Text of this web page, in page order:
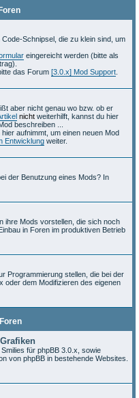
Schnipsel, die zu klein sind, um
eingereicht werden (bitte als
das Forum [3.0.x] Mod Support
aber nicht genau wo bzw. ob er
nicht weiterhilft, kannst du hier
beschreiben ...
aufnimmt, um einen neuen Mod
Entwicklung weiter.
der Benutzung eines Mods? In
ihre Mods vorstellen, die sich noch
in Foren im produktiven Betrieb
Programmierung stellen, die bei der
oder dem Modifizieren des eigenen
für phpBB 3.0.x, sowie
von phpBB in bestehende Websites.